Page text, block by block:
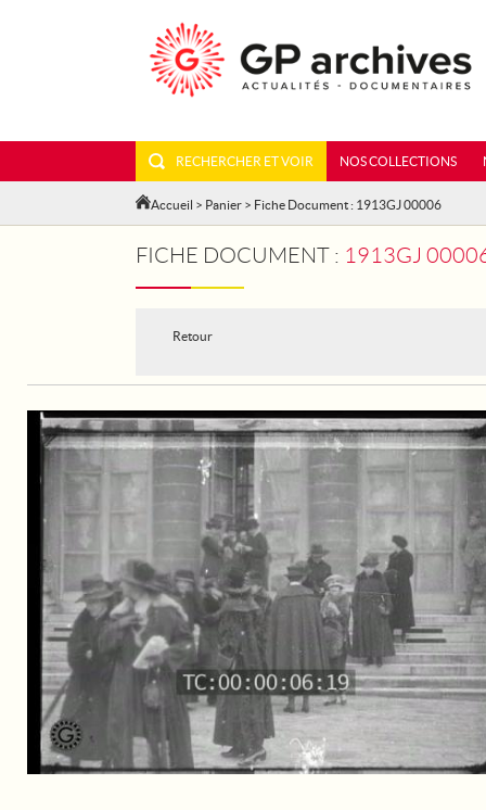
RECHERCHER ET VOIR NOS COLLECTIONS
Accueil > Panier > Fiche Document : 1913GJ 00006
FICHE DOCUMENT : 1913GJ 00006 - AUTOUR
Retour